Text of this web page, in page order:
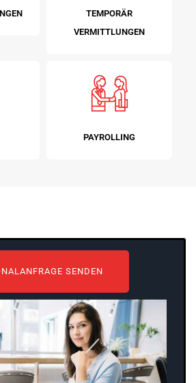
TEMPORÄR
VERMITTLUNGEN
PAYROLLING
SENDEN